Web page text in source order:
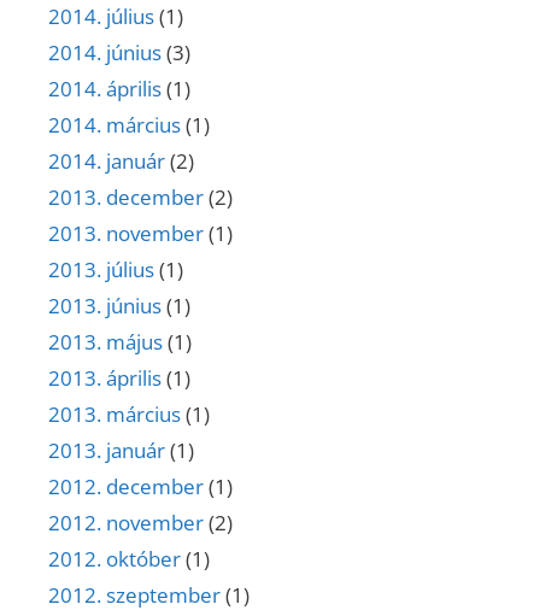
2014. július(1)
2014. június(3)
2014. április(1)
2014. március(1)
2014. január(2)
2013. december(2)
2013. november(1)
2013. július(1)
2013. június(1)
2013. május(1)
2013. április(1)
2013. március(1)
2013. január(1)
2012. december(1)
2012. november(2)
2012. október(1)
2012. szeptember(1)